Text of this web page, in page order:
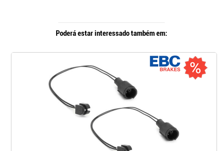
Poderá estar interessado também em: